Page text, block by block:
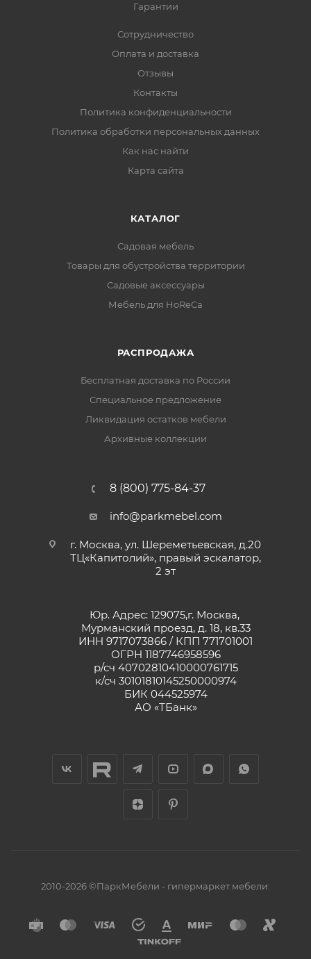
Гарантии
Сотрудничество
Оплата и доставка
Отзывы
Контакты
Политика конфиденциальности
Политика обработки персональных данных
Как нас найти
Карта сайта
КАТАЛОГ
Садовая мебель
Товары для обустройства территории
Садовые аксессуары
Мебель для HoReCa
РАСПРОДАЖА
Бесплатная доставка по России
Специальное предложение
Ликвидация остатков мебели
Архивные коллекции
8 (800) 775-84-37
info@parkmebel.com
г. Москва, ул. Шереметьевская, д.20
ТЦ«Капитолий», правый эскалатор,
2 эт
Юр. Адрес: 129075,г. Москва,
Мурманский проезд, д. 18, кв.33
ИНН 9717073866 / КПП 771701001
ОГРН 1187746958596
р/сч 40702810410000761715
к/сч 30101810145250000974
БИК 044525974
АО «ТБанк»
2010-2026 ©ПаркМебели - гипермаркет мебели: